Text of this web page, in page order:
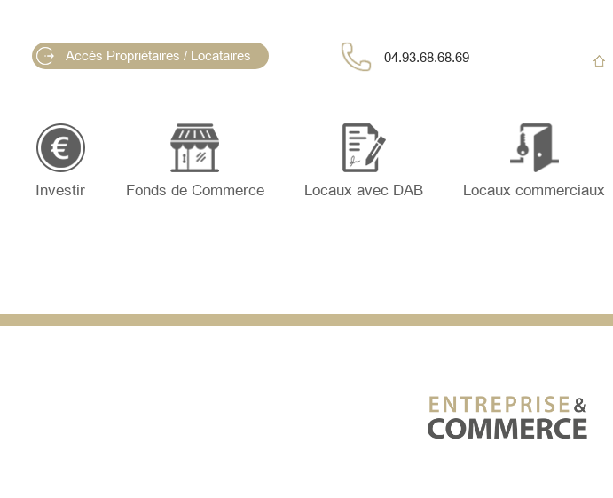
Accès Propriétaires / Locataires 04.93.68.68.69
Investir Fonds de Commerce Locaux avec DAB Locaux commerciaux